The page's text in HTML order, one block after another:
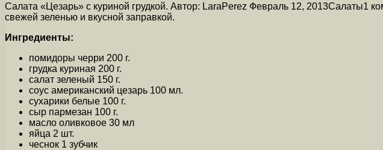
Салата «Цезарь» с куриной грудкой. Автор: LaraPerez Февраль 12, 2013Салаты1
свежей зеленью и вкусной заправкой.
Ингредиенты:
помидоры черри 200 г.
грудка куриная 200 г.
салат зеленый 150 г.
соус американский цезарь 100 мл.
сухарики белые 100 г.
сыр пармезан 100 г.
масло оливковое 30 мл
яйца 2 шт.
чеснок 1 зубчик